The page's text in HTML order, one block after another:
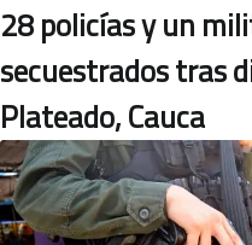
28 policías y un
secuestrados tras
Plateado, Cauca